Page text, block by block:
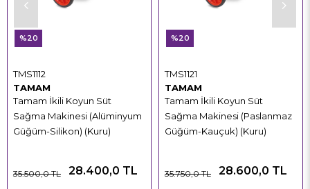
TAMAM
Tamam İkili Koyun Süt
Sağma Makinesi (Alüminyum
Güğüm-Silikon) (Kuru)
TMS1112
28.400,0 TL
35.500,0 TL
%20
TAMAM
Tamam İkili Koyun Süt
Sağma Makinesi (Paslanmaz
Güğüm-Kauçuk) (Kuru)
TMS1121
28.600,0 TL
35.750,0 TL
%20